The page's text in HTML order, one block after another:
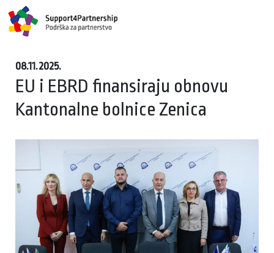
08.11.2025.
EU i EBRD finansiraju obnovu
Kantonalne bolnice Zenica